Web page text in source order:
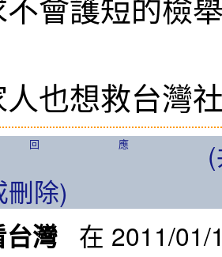
也想救台灣
應
刪除)
台灣 在 2011/01/